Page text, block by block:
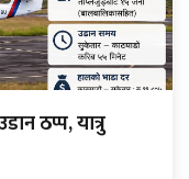
ठप्प, यात्रु